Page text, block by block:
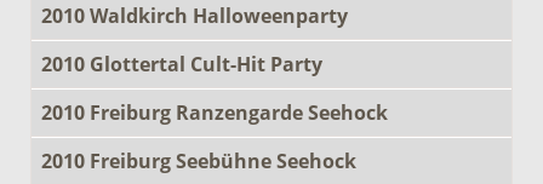
2010 Waldkirch Halloweenparty
2010 Glottertal Cult-Hit Party
2010 Freiburg Ranzengarde Seehock
2010 Freiburg Seebühne Seehock